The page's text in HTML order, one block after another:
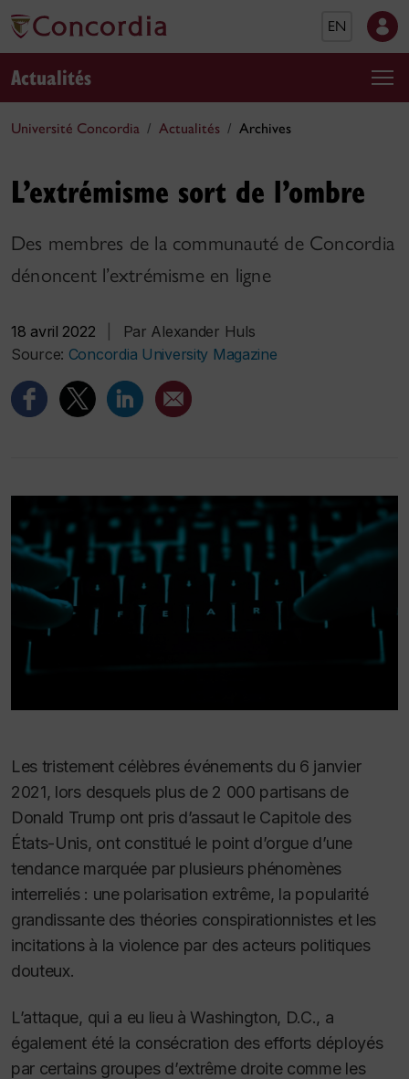
EN
Actualités
Université Concordia Actualités Archives
L’extrémisme sort de l’ombre
Des membres de la communauté de Concordia
dénoncent l’extrémisme en ligne
18 avril 2022
Par Alexander Huls
Source: Concordia University Magazine
Les tristement célèbres événements du 6 janvier
2021, lors desquels plus de 2 000 partisans de
Donald Trump ont pris d’assaut le Capitole des
États-Unis, ont constitué le point d’orgue d’une
tendance marquée par plusieurs phénomènes
interreliés : une polarisation extrême, la popularité
grandissante des théories conspirationnistes et les
incitations à la violence par des acteurs politiques
douteux.
L’attaque, qui a eu lieu à Washington, D.C., a
également été la consécration des efforts déployés
par certains groupes d’extrême droite comme les